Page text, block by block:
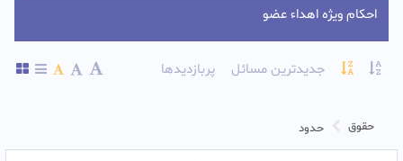
جدیدترین مسائل پربازدیدها
حقوق حدود
احکام ویژه اهداء عضو